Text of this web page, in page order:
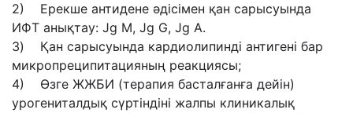
2) Ерекше антидене әдісімен қан сарысуында
ИФТ анықтау: Jg M, Jg G, Jg A.
3) Қан сарысуында кардиолипинді антигені бар
микропреципитацияның реакциясы;
4) Өзге ЖЖБИ (терапия басталғанға дейін)
урогениталдық сүртіндіні жалпы клиникалық